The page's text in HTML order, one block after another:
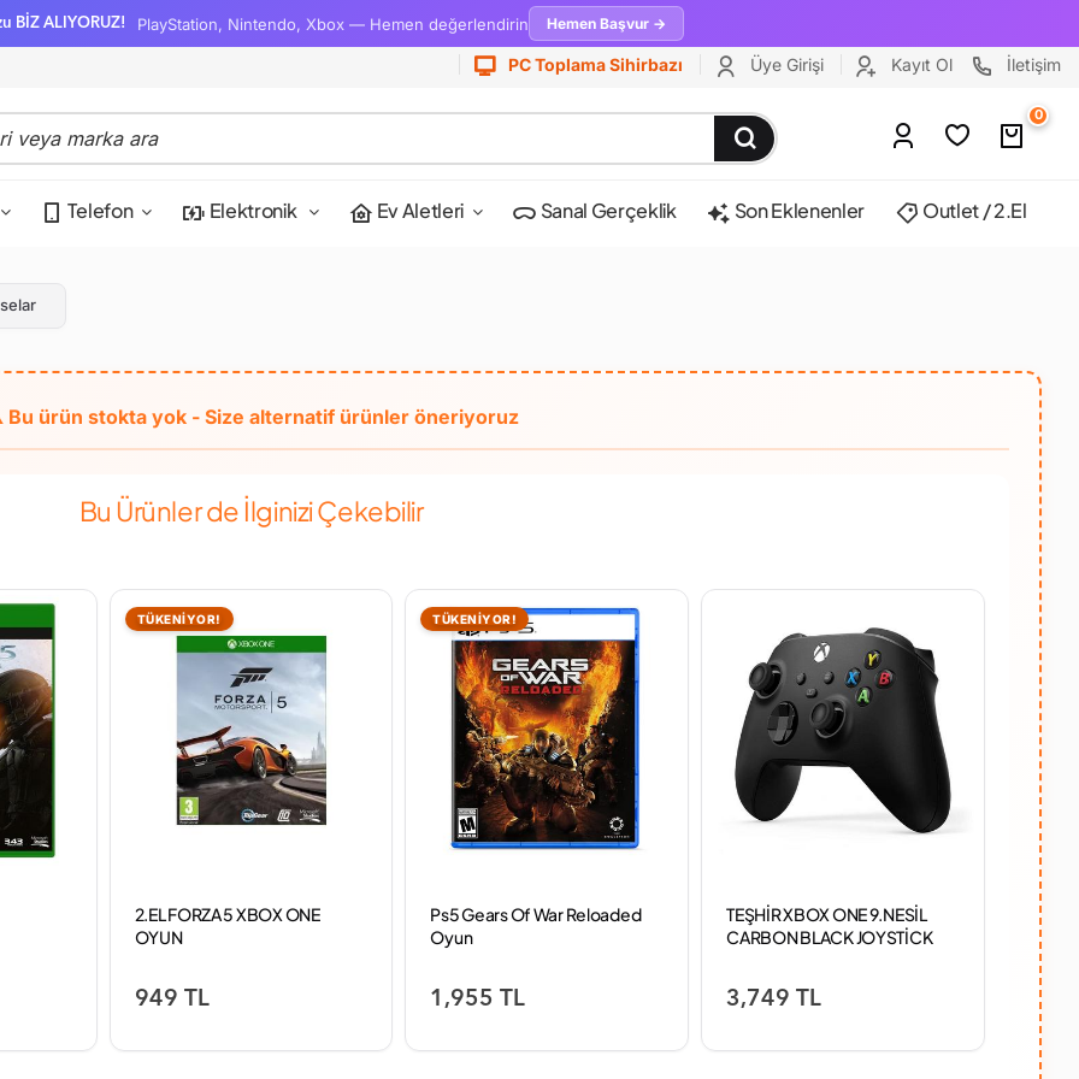
BİZ ALIYORUZ! PlayStation, Nintendo, Xbox — Hemen değerlendirin Hemen Başvur →
PC Toplama Sihirbazı Üye Girişi Kayıt Ol İletişim
0
Telefon Elektronik Ev Aletleri Sanal Gerçeklik Son Eklenenler Outlet / 2.El
Bu Ürünler de İlginizi Çekebilir
TÜKENİYOR!
2.EL FORZA 5 XBOX ONE
OYUN
949 TL
TÜKENİYOR!
Ps5 Gears Of War Reloaded
Oyun
1,955 TL
TEŞHİR XBOX ONE 9.NESİL
CARBON BLACK JOYSTİCK
3,749 TL
Mavi